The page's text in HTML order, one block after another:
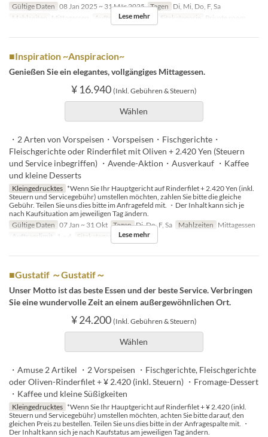
Gültige Daten 08 Jan 2025 ~ 31 Mär 2025 Tagen Di, Mi, Do, F, Sa
Mahlzeiten
Mittagessen Auftragslimit 2 ~ 8 Sitzkategorie Private room
Lese mehr
■Inspiration ~Anspiracion~
Genießen Sie ein elegantes, vollgängiges Mittagessen.
¥ 16.940 (Inkl. Gebühren & Steuern)
Wählen
・2 Arten von Vorspeisen・Vorspeisen・Fischgerichte・
Fleischgerichte oder Rinderfilet mit Oliven + 2.420 Yen (Steuern
und Service inbegriffen) ・Avende-Aktion・Ausverkauf ・Kaffee
und kleine Desserts
Kleingedrucktes *Wenn Sie Ihr Hauptgericht auf Rinderfilet + 2.420 Yen (inkl.
Steuern und Servicegebühr) umstellen möchten, zahlen Sie bitte die gleiche
Gebühr. Teilen Sie uns dies bitte im Anfragefeld mit. ・Der Inhalt kann sich je
nach Kaufsituation am jeweiligen Tag ändern.
Gültige Daten 07 Jan ~ 31 Okt Tagen Di, Do, F, Sa Mahlzeiten Mittagessen
Auftragslimit
1 ~ 4 Sitzkategorie Schalter
Lese mehr
■Gustatif ～Gustatif～
Unser Motto ist das beste Essen und der beste Service. Verbringen
Sie eine wundervolle Zeit an einem außergewöhnlichen Ort.
¥ 24.200 (Inkl. Gebühren & Steuern)
Wählen
・Amuse 2 Artikel ・2 Vorspeisen ・Fischgerichte, Fleischgerichte
oder Oliven-Rinderfilet + ¥ 2.420 (inkl. Steuern) ・Fromage-Dessert
・Kaffee und kleine Süßigkeiten
Kleingedrucktes *Wenn Sie Ihr Hauptgericht auf Rinderfilet + ¥ 2.420 (inkl.
Steuern und Servicegebühr) umstellen möchten, achten Sie bitte darauf, den
gleichen Preis zu bestellen. Teilen Sie uns dies bitte in der Anfragespalte mit. ・
Der Inhalt kann sich je nach Kaufstatus am jeweiligen Tag ändern.